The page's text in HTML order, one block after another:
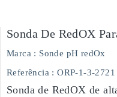
Sonda De RedOX
Marca : Sonde pH redOx
Referência : ORP-1-3-2721
Sonda de RedOX de